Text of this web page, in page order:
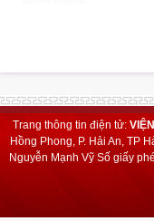
Trang thông tin điện tử:
Hồng Phong, P. Hải An, TP
Nguyễn Mạnh VỹSố giấy